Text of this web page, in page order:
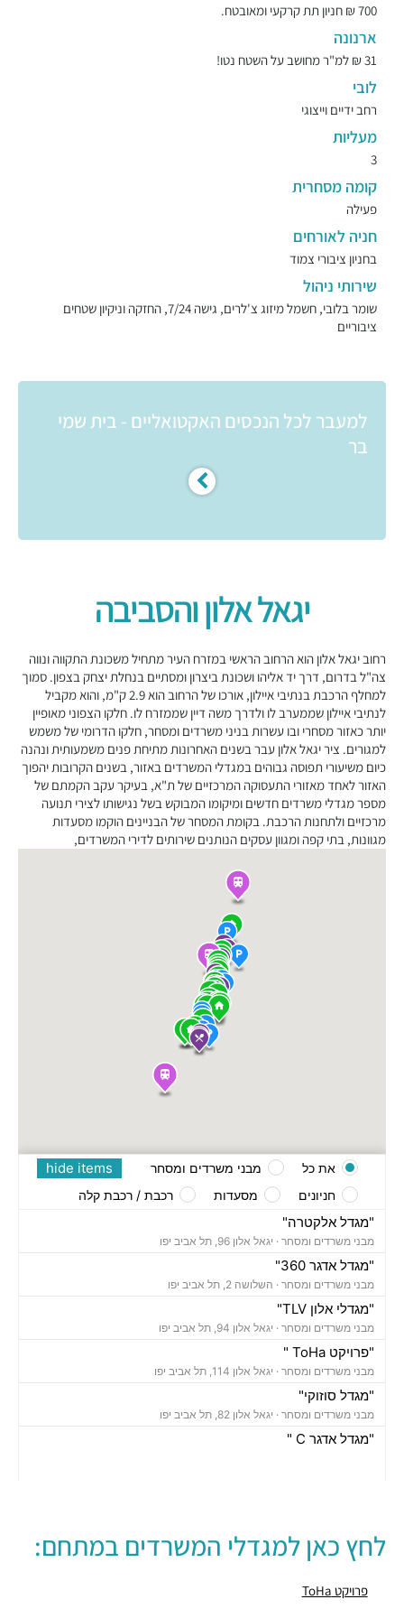
700 ₪ חניון תת קרקעי ומאובטח.
ארנונה
31 ₪ למ"ר מחושב על השטח נטו!
לובי
רחב ידיים וייצוגי
מעליות
3
קומה מסחרית
פעילה
חניה לאורחים
בחניון ציבורי צמוד
שירותי ניהול
שומר בלובי, חשמל מיזוג צ'לרים, גישה 7/24, החזקה וניקיון שטחים
ציבוריים
למעבר לכל הנכסים האקטואליים - בית שמי
בר
יגאל אלון והסביבה
רחוב יגאל אלון הוא הרחוב הראשי במזרח העיר מתחיל משכונת התקווה ונווה
צה"ל בדרום, דרך יד אליהו ושכונת ביצרון ומסתיים בנחלת יצחק בצפון. סמוך
למחלף הרכבת בנתיבי איילון, אורכו של הרחוב הוא 2.9 ק"מ, והוא מקביל
לנתיבי איילון שממערב לו ולדרך משה דיין שממזרח לו. חלקו הצפוני מאופיין
יותר כאזור מסחרי ובו עשרות בניני משרדים ומסחר, חלקו הדרומי של משמש
למגורים. ציר יגאל אלון עבר בשנים האחרונות מתיחת פנים משמעותית ונהנה
כיום משיעורי תפוסה גבוהים במגדלי המשרדים באזור, בשנים הקרובות יהפוך
האזור לאחד מאזורי התעסוקה המרכזיים של ת"א, בעיקר עקב הקמתם של
מספר מגדלי משרדים חדשים ומיקומו המבוקש בשל נגישותו לצירי תנועה
מרכזיים ולתחנות הרכבת. בקומת המסחר של הבניינים הוקמו מסעדות
מגוונות, בתי קפה ומגוון עסקים הנותנים שירותים לדירי המשרדים,
"מגדל אלקטרה"
מבני משרדים ומסחר · יגאל אלון 96, תל אביב יפו
"מגדל אדגר 360"
מבני משרדים ומסחר · השלושה 2, תל אביב יפו
"מגדלי אלון TLV"
מבני משרדים ומסחר · יגאל אלון 94, תל אביב יפו
"פרויקט ToHa "
מבני משרדים ומסחר · יגאל אלון 114, תל אביב יפו
"מגדל סוזוקי"
מבני משרדים ומסחר · יגאל אלון 82, תל אביב יפו
"מגדל אדגר C "
מבני משרדים ומסחר ·יגאל אלון 65, תל אביב יפו
מבני משרדים ומסחר ·
hide items את כל
מבני משרדים ומסחר
חניונים
מסעדות רכבת / רכבת קלה
לחץ כאן למגדלי המשרדים במתחם:
פרויקט ToHa